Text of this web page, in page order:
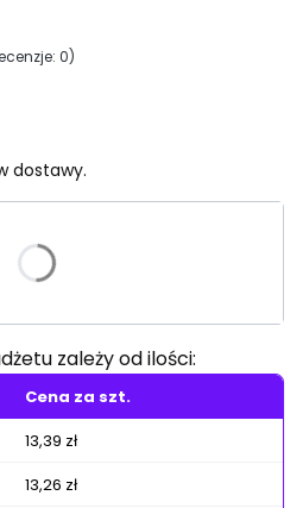
0)
dostawy.
różnić się ceną
zależy od ilości:
Cena za szt.
13,39 zł
13,26 zł